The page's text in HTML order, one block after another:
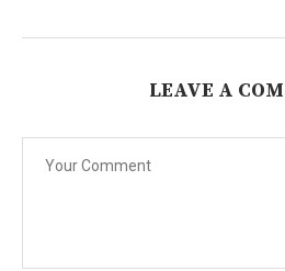
LEAVE A